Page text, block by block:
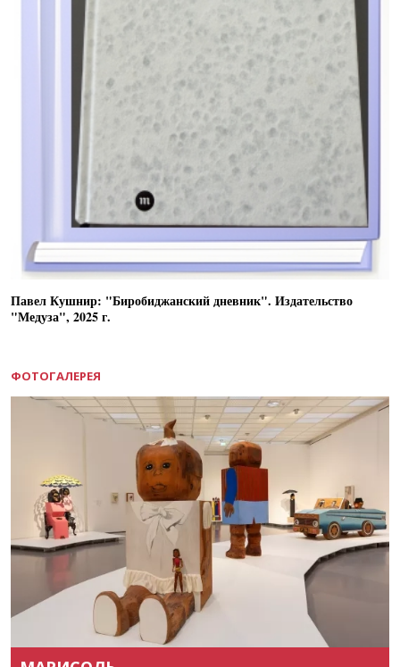
Павел Кушнир: "Биробиджанский дневник". Издательство
"Медуза", 2025 г.
ФОТОГАЛЕРЕЯ